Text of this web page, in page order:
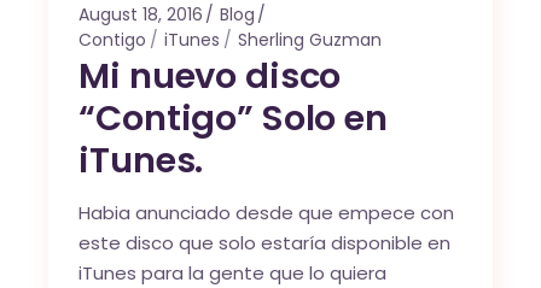
August 18, 2016
Blog
Contigo
iTunes Sherling Guzman
Mi nuevo disco
“Contigo” Solo en
iTunes.
Habia anunciado desde que empece con
este disco que solo estaría disponible en
iTunes para la gente que lo quiera